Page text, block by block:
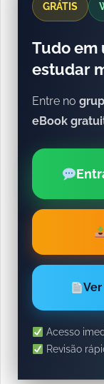
GRÁTIS
Tudo em
estudar
Entre no
eBook
Acesso
Revisão